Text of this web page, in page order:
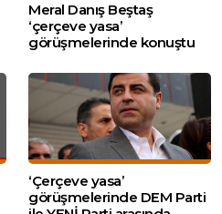
Meral Danış Beştaş
‘çerçeve yasa’
görüşmelerinde konuştu
‘Çerçeve yasa’
görüşmelerinde DEM Parti